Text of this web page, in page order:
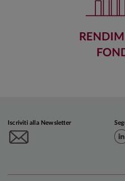
Iscriviti alla Newsletter